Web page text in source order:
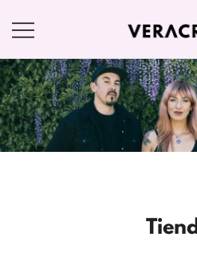
Web oficial